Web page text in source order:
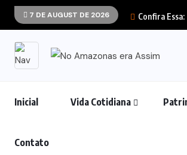
7 DE AUGUST DE 2026 Confira Essa:
Inicial Vida Cotidiana
Contato